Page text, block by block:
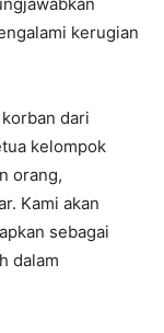
kerugian
dari
kelompok
orang,
Kami akan
sebagai
dalam